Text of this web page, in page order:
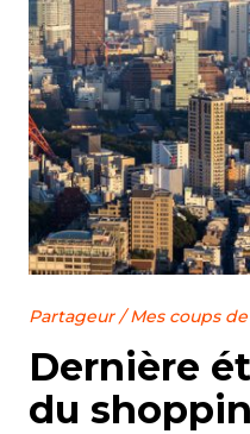
Partageur/Mes coups
Dernière
du